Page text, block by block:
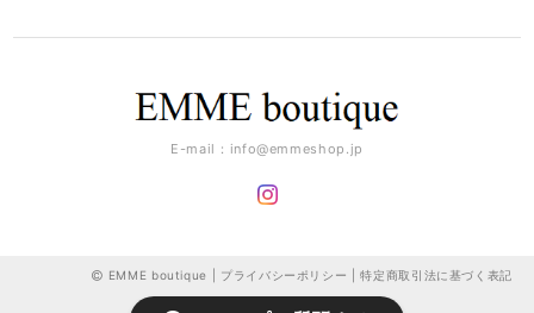
E-mail： info@emmeshop.jp
EMME boutique | プライバシーポリシー |特定商取引法に基づく表記